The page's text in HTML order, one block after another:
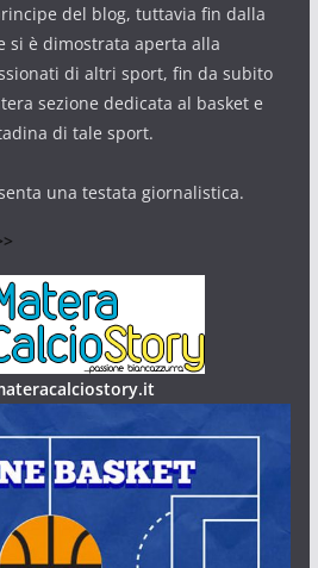
del blog, tuttavia fin dalla
si è dimostrata aperta alla
di altri sport, fin da subito
sezione dedicata al basket e
di tale sport.
una testata giornalistica.